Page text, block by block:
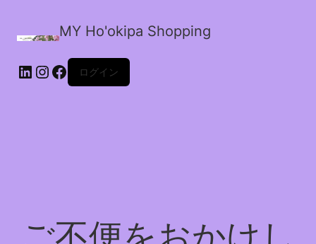
MY Ho'okipa Shopping
LinkedIn
Instagram
Facebookログイン